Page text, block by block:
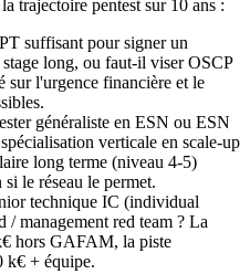
trajectoire pentest sur 10 ans :
suffisant pour signer un
long, ou faut-il viser OSCP
sur l'urgence financière et le
généraliste en ESN ou ESN
verticale en scale-up
long terme (niveau 4-5)
le réseau le permet.
technique IC (individual
/ management red team ? La
hors GAFAM, la piste
k€ + équipe.